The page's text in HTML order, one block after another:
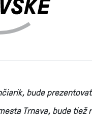
bude
Trnava, bude tiež